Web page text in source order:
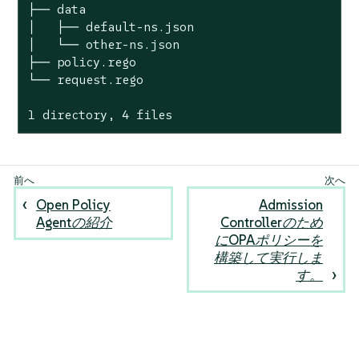
├── data
│   ├── default-ns.json
│   └── other-ns.json
├── policy.rego
└── request.rego
1 directory, 4 files
Open Policy
Agentの紹介
Admission
Controllerのため
にOPAポリシーを
構築して実行しま
す。